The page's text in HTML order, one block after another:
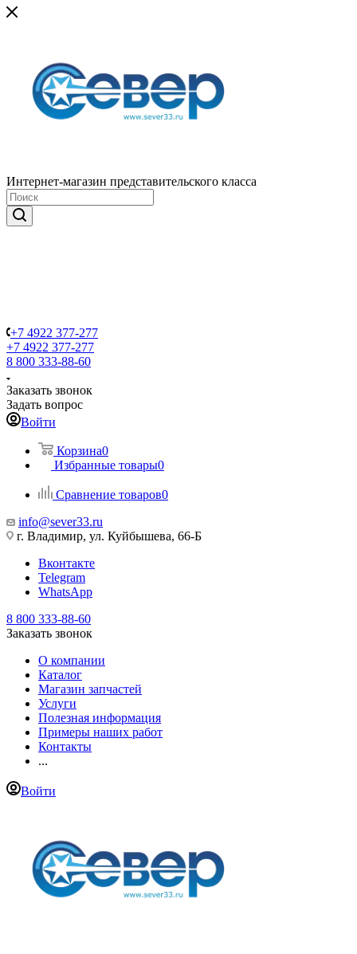
Интернет-магазин представительского класса
+7 4922 377-277
+7 4922 377-277
8 800 333-88-60
Заказать звонок
Задать вопрос
Войти
Корзина0
Избранные товары0
Сравнение товаров0
info@sever33.ru
г. Владимир, ул. Куйбышева, 66-Б
Вконтакте
Telegram
WhatsApp
8 800 333-88-60
Заказать звонок
О компании
Каталог
Магазин запчастей
Услуги
Полезная информация
Примеры наших работ
Контакты
...
Войти